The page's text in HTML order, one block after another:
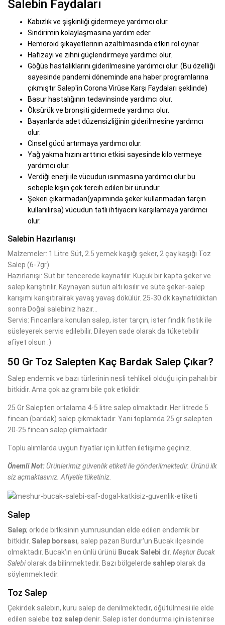
Salebin Faydaları
Kabızlık ve şişkinliği gidermeye yardımcı olur.
Sindirimin kolaylaşmasına yardım eder.
Hemoroid şikayetlerinin azaltılmasında etkin rol oynar.
Hafızayı ve zihni güçlendirmeye yardımcı olur.
Göğüs hastalıklarını giderilmesine yardımcı olur. (Bu özelliği
sayesinde pandemi döneminde ana haber programlarına
çıkmıştır Salep'in Corona Virüse Karşı Faydaları şeklinde)
Basur hastalığının tedavinsinde yardımcı olur.
Öksürük ve bronşiti gidermede yardımcı olur.
Bayanlarda adet düzensizliğinin giderilmesine yardımcı
olur.
Cinsel gücü artırmaya yardımcı olur.
Yağ yakma hızını arttırıcı etkisi sayesinde kilo vermeye
yardımcı olur.
Verdiği enerji ile vücudun ısınmasına yardımcı olur bu
sebeple kışın çok tercih edilen bir üründür.
Şekeri çıkarmadan(yapımında şeker kullanmadan tarçın
kullanılırsa) vücudun tatlı ihtiyacını karşılamaya yardımcı
olur.
Salebin Hazırlanışı
Malzemeler: 1 Litre Süt, 2.5 yemek kaşığı şeker, 2 çay kaşığı Toz
Salep (6-7gr)
Hazırlanışı: Süt bir tencerede kaynatılır. Küçük bir kapta şeker ve
salep karıştırılır. Kaynayan sütün altı kısılır ve süte şeker-salep
karışımı karışıtıralrak yavaş yavaş dökülür. 25-30 dk kaynatıldıktan
sonra Doğal salebiniz hazır...
Servis: Fincanlara konulan salep, ister tarçın, ister fındık fıstık ile
süsleyerek servis edilebilir. Dileyen sade olarak da tüketebilir
afiyet olsun :)
50 Gr Toz Salepten Kaç Bardak Salep Çıkar?
Salep endemik ve bazı türlerinin nesli tehlikeli olduğu için pahalı bir
bitkidir. Ama çok az gramı bile çok etkilidir.
25 Gr Salepten ortalama 4-5 litre salep olmaktadır. Her litrede 5
fincan (bardak) salep çıkmaktadır. Yani toplamda 25 gr salepten
20-25 fincan salep çıkmaktadır.
Toplu alımlarda uygun fiyatlar için lütfen iletişime geçiniz.
Önemli Not:Ürünlerimiz güvenlik etiketi ile gönderilmektedir. Ürünü ilk
siz açmaktasınız. Afiyetle tüketiniz.
Salep
Salep; orkide bitkisinin yumrusundan elde edilen endemik bir
bitkidir. Salep borsası, salep pazarı Burdur'un Bucak ilçesinde
olmaktadır. Bucak'ın en ünlü ürünü Bucak Salebi dir. Meşhur Bucak
Salebi olarak da bilinmektedir. Bazı bölgelerde sahlep olarak da
söylenmektedir.
Toz Salep
Çekirdek salebin, kuru salep de denilmektedir, öğütülmesi ile elde
edilen salebe toz salep denir. Salep ister dondurma için istenirse